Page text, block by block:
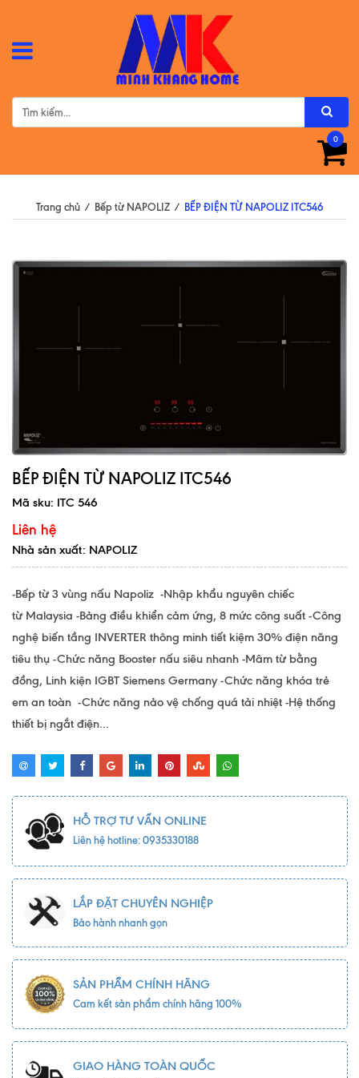
0
Trang chủ / Bếp từ NAPOLIZ / BẾP ĐIỆN TỪ NAPOLIZ ITC546
BẾP ĐIỆN TỪ NAPOLIZ ITC546
Mã sku: ITC 546
Liên hệ
Nhà sản xuất: NAPOLIZ
-Bếp từ 3 vùng nấu Napoliz -Nhập khẩu nguyên chiếc
từ Malaysia -Bảng điều khiển cảm ứng, 8 mức công suất -Công
nghệ biến tầng INVERTER thông minh tiết kiệm 30% điện năng
tiêu thụ -Chức năng Booster nấu siêu nhanh -Mâm từ bằng
đồng, Linh kiện IGBT Siemens Germany -Chức năng khóa trẻ
em an toàn -Chức năng nảo vệ chống quá tải nhiệt -Hệ thống
thiết bị ngắt điện...
HỖ TRỢ TƯ VẤN ONLINE
Liên hệ hotline: 0935330188
LẮP ĐẶT CHUYÊN NGHIỆP
Bảo hành nhanh gọn
SẢN PHẨM CHÍNH HÃNG
Cam kết sản phẩm chính hãng 100%
GIAO HÀNG TOÀN QUỐC